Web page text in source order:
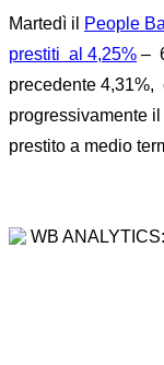
Martedì il
People
prestiti al 4,25% –
precedente 4,31%,
progressivamente
prestito a medio